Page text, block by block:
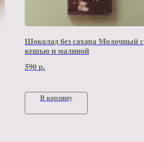
Шоколад без сахара Молочный с
кешью и малиной
590р.
В корзину